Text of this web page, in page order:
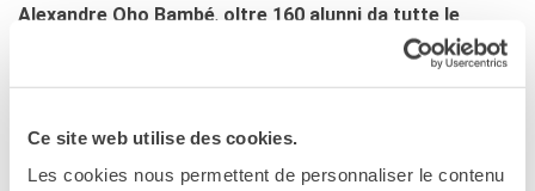
Ce site web utilise des cookies.
Les cookies nous permettent de personnaliser le contenu
Alexandre Oho Bambé, oltre 160 alunni da tutte le
province della Campania hanno partecipato al «Festival
slam dis-moi dix mots 2019» organizzato dalla
collaborazione con l’associazione Francofil il 22 marzo